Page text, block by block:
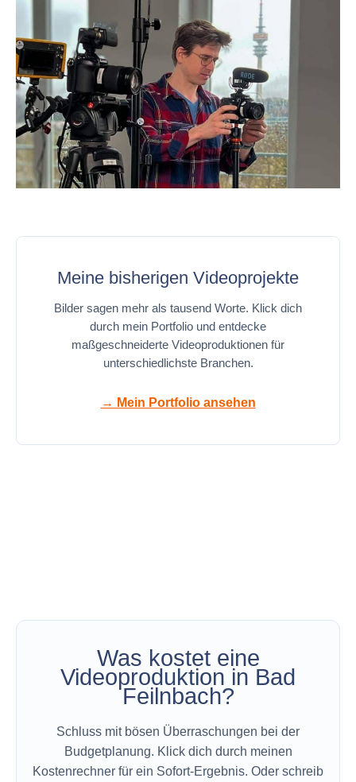
Meine bisherigen Videoprojekte
Bilder sagen mehr als tausend Worte. Klick dich
durch mein Portfolio und entdecke
maßgeschneiderte Videoproduktionen für
unterschiedlichste Branchen.
→ Mein Portfolio ansehen
Was kostet eine
Videoproduktion in Bad
Feilnbach?
Schluss mit bösen Überraschungen bei der
Budgetplanung. Klick dich durch meinen
Kostenrechner für ein Sofort-Ergebnis. Oder schreib